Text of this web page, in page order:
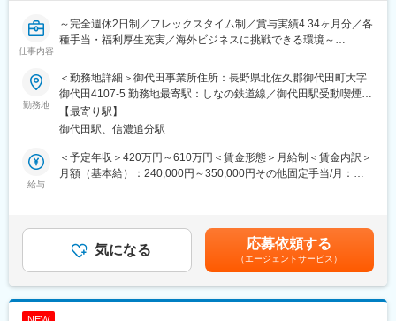
＜職場環境＞
新規拠点だからこそ、今までの慣習にとらわれず新しいやり方に
本社や関東の拠点には経験豊富な施工管理スタッフが在籍してお
り、
困ったことや不明点は、いつでも気軽に相談できる環境がありま
す。
■同社の魅力：【空調機器はなくてはならないものになっていま
す】
た、古い機器だと光熱費がかさむこともあり、「省エネ」へのニ
ーズも高まっています。「快適な空間が提供できず集客に響くこ
とが悩み」「体調が悪い人も来るので、常時快適な空間を創りた
エアコンへの関心も高まっており、大きな商機も迎えています。
仕事内容
～完全週休2日制／フレックスタイム制／賞与実績4.34ヶ月分／各
種手当・福利厚生充実／海外ビジネスに挑戦できる環境～
■概要：
時計・電子デバイス分野で世界的に高い評価を得るシチズングル
ープの一員として、精密部品・デバイスの開発・製造を担う当
社。
海外市場への展開を重要戦略と位置づけており、事業成長を牽引
する海外法人営業体制の強化を進めています。
本ポジションは、海外顧客とのビジネスを通じて会社の成長に直
接貢献できる役割です。
海外向け法人営業として、新規顧客開拓および既存顧客フォロー
を担当します。英語を中心としたコミュニケーションを通じ、顧
客ニーズの把握から提案、受注後のフォローまで一貫して携わり
勤務地
＜勤務地詳細＞御代田事業所住所：長野県北佐久郡御代田町大字
御代田4107-5 勤務地最寄駅：しなの鉄道線／御代田駅受動喫煙対
策：屋内全面禁煙変更の範囲：会社の定める事業所（リモートワ
ーク含む）
【最寄り駅】
御代田駅、信濃追分駅
給与
＜予定年収＞420万円～610万円＜賃金形態＞月給制＜賃金内訳＞
月額（基本給）：240,000円～350,000円その他固定手当/月：
手当：食事手当賃金はあくまでも目安の金額であり、選考を通じ
て上下する可能性があります。月給(月額)は固定手当を含めた表記
気になる 応募依頼する
（エージェントサービス）